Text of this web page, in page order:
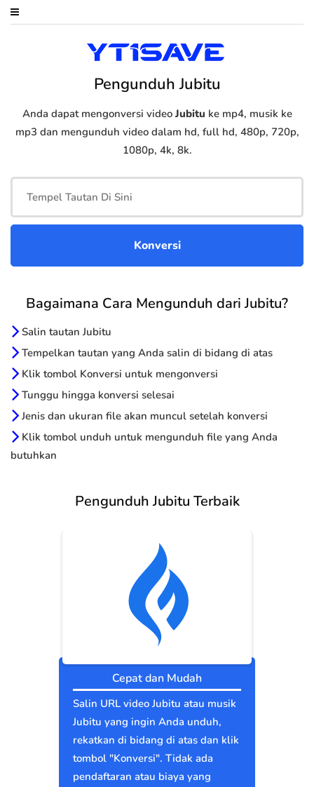
Pengunduh Jubitu
Anda dapat mengonversi videoJubitu ke mp4, musik ke
mp3 dan mengunduh video dalam hd, full hd, 480p, 720p,
1080p, 4k, 8k.
Bagaimana Cara Mengunduh dari Jubitu?
Salin tautan Jubitu
Tempelkan tautan yang Anda salin di bidang di atas
Klik tombol Konversi untuk mengonversi
Tunggu hingga konversi selesai
Jenis dan ukuran file akan muncul setelah konversi
Klik tombol unduh untuk mengunduh file yang Anda
butuhkan
Pengunduh Jubitu Terbaik
Cepat dan Mudah
Salin URL video Jubitu atau musik
Jubitu yang ingin Anda unduh,
rekatkan di bidang di atas dan klik
tombol "Konversi". Tidak ada
pendaftaran atau biaya yang